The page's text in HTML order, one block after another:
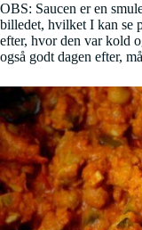
OBS: Saucen er en
billedet, hvilket I kan se
efter, hvor den var kold
også godt dagen efter,